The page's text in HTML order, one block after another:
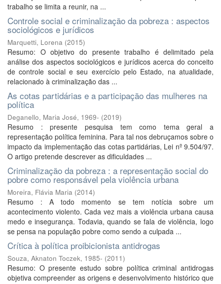
trabalho se limita a reunir, na ...
Controle social e criminalização da pobreza : aspectos
sociológicos e jurídicos
Marquetti, Lorena (2015)
Resumo: O objetivo do presente trabalho é delimitado pela
análise dos aspectos sociológicos e jurídicos acerca do conceito
de controle social e seu exercício pelo Estado, na atualidade,
relacionado à criminalização das ...
As cotas partidárias e a participação das mulheres na
política
Deganello, Maria José, 1969- (2019)
Resumo : presente pesquisa tem como tema geral a
representação política feminina. Para tal nos debruçamos sobre o
impacto da implementação das cotas partidárias, Lei nº 9.504/97.
O artigo pretende descrever as dificuldades ...
Criminalização da pobreza : a representação social do
pobre como responsável pela violência urbana
Moreira, Flávia Maria (2014)
Resumo : A todo momento se tem notícia sobre um
acontecimento violento. Cada vez mais a violência urbana causa
medo e insegurança. Todavia, quando se fala de violência, logo
se pensa na população pobre como sendo a culpada ...
Crítica à política proibicionista antidrogas
Souza, Aknaton Toczek, 1985- (2011)
Resumo: O presente estudo sobre política criminal antidrogas
objetiva compreender as origens e desenvolvimento histórico que